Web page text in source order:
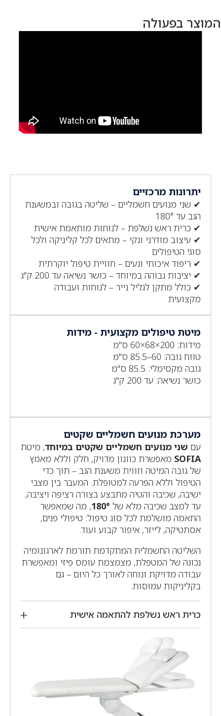
המוצר בפעולה
יתרונות מרכזיים
✔ שני מנועים חשמליים – שליטה בגובה ובמשענת
הגב עד 180°
✔ כרית ראש נשלפת – לנוחות מותאמת אישית
✔ עיצוב מודרני ונקי – מתאים לכל קליניקה ולכל
סוגי הטיפולים
✔ ריפוד איכותי ונעים – חוויית טיפול יוקרתית
✔ יציבות גבוהה במיוחד – כושר נשיאה עד 200 ק"ג
✔ כולל מתקן לגליל נייר – לנוחות ועבודה
מקצועית
מיטת טיפולים מקצועית - מידות
מידות: 200×68×60 ס"מ
טווח גובה: 60–85.5 ס"מ
גובה מקסימלי: 85.5 ס"מ
כושר נשיאה: עד 200 ק"ג
מערכת מנועים חשמליים שקטים
עם שני מנועים חשמליים שקטים במיוחד, מיטת
SOFIA מאפשרת כוונון מדויק, חלק וללא מאמץ
של גובה המיטה וזווית משענת הגב – תוך כדי
הטיפול וללא הפרעה למטופלת. המעבר בין מצבי
ישיבה, שכיבה והטיה מתבצע בצורה רציפה ויציבה,
עד למצב שכיבה מלא של 180°, מה שמאפשר
התאמה מושלמת לכל סוג טיפול: טיפולי פנים,
אסתטיקה, לייזר, איפור קבוע ועוד.
השליטה החשמלית המתקדמת תורמת לארגונומיה
נכונה של המטפלת, מצמצמת עומס פיזי ומאפשרת
עבודה מדויקת ונוחה לאורך כל היום – גם
בקליניקות עמוסות.
כרית ראש נשלפת להתאמה אישית